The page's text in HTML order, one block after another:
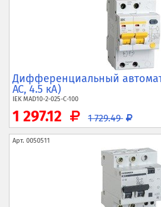
Дифференциальный автомат
AC, 4.5 кА)
IEKMAD10-2-025-C-100
1 297.12 1 729.49
Арт. 0050511